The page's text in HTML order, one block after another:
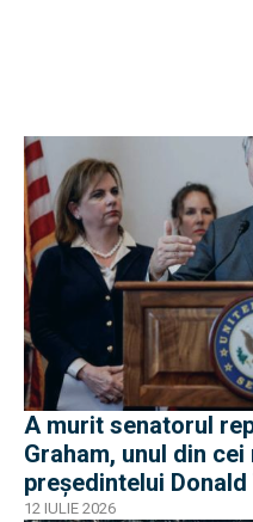
A murit senatorul
Graham, unul din
președintelui Donald
12 IULIE 2026